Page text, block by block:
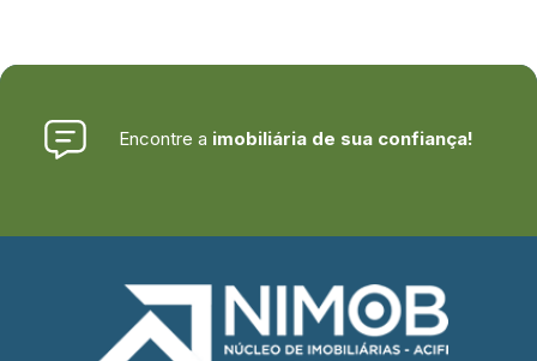
Encontre a imobiliária de sua confiança!